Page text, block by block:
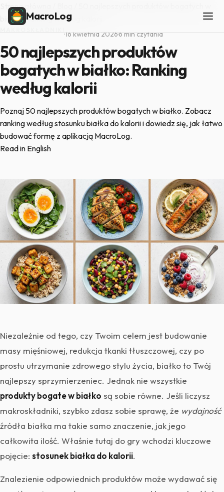
MacroLog
Strona główna
białko: Ranking według kalorii
·16 kwietnia 2026·6 min czytania
50 najlepszych produktów
bogatych w białko: Ranking
według kalorii
Poznaj 50 najlepszych produktów bogatych w białko. Zobacz
ranking według stosunku białka do kalorii i dowiedz się, jak łatwo
budować formę z aplikacją MacroLog.
Read in English
Niezależnie od tego, czy Twoim celem jest budowanie
masy mięśniowej, redukcja tkanki tłuszczowej, czy po
prostu utrzymanie zdrowego stylu życia, białko to Twój
najlepszy sprzymierzeniec. Jednak nie wszystkie
produkty bogate w białko są sobie równe. Jeśli liczysz
makroskładniki, szybko zdasz sobie sprawę, że wydajność
źródła białka ma takie samo znaczenie, jak jego
całkowita ilość. Właśnie tutaj do gry wchodzi kluczowe
pojęcie: stosunek białka do kalorii.
Znalezienie odpowiednich produktów może wydawać się